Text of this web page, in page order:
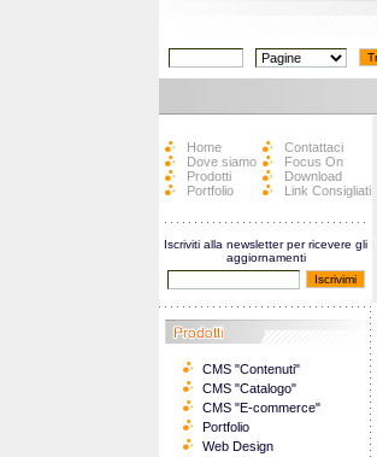
Home
Contattaci
Dove siamo
Focus On
Prodotti
Download
Portfolio
Link Consigliati
Iscriviti alla newsletter per ricevere gli
aggiornamenti
CMS "Contenuti"
CMS "Catalogo"
CMS "E-commerce"
Portfolio
Web Design